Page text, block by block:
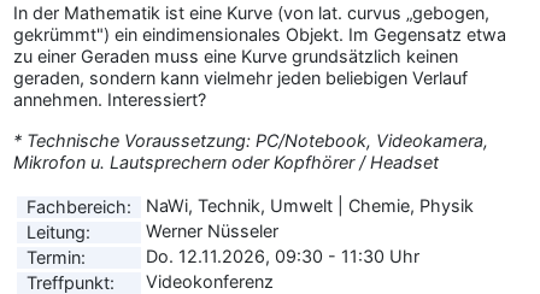
In der Mathematik ist eine Kurve (von lat. curvus „gebogen,
gekrümmt") ein eindimensionales Objekt. Im Gegensatz etwa
zu einer Geraden muss eine Kurve grundsätzlich keinen
geraden, sondern kann vielmehr jeden beliebigen Verlauf
annehmen. Interessiert?
* Technische Voraussetzung: PC/Notebook, Videokamera,
Mikrofon u. Lautsprechern oder Kopfhörer / Headset
Fachbereich:
NaWi, Technik, Umwelt | Chemie, Physik
Leitung:
Werner Nüsseler
Termin:
Do. 12.11.2026, 09:30 - 11:30 Uhr
Treffpunkt:
Videokonferenz